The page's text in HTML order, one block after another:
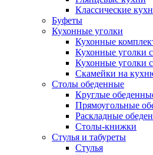
Классические
Буфеты
Кухонные уголки
Кухонные
Кухонные уголки
Кухонные уголки
Скамейки на
Столы обеденные
Круглые
Прямоугольные
Раскладные
Столы-книжки
Стулья и табуреты
Стулья